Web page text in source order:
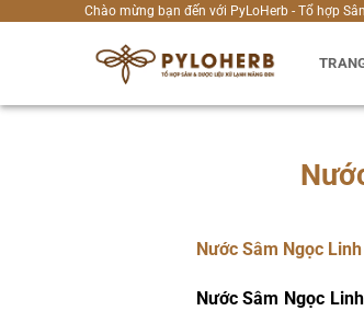
Chào mừng bạn đến với PyLoHerb - Tổ hợp
Nước Sâm Ngọc
Nước Sâm Ngọc